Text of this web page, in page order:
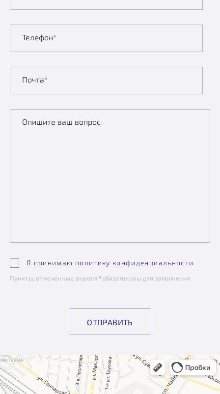
Телефон*
Почта*
Опишите ваш вопрос
Я принимаю политику конфиденциальности
Пункты, отмеченные знаком *обязательны для заполнения
ОТПРАВИТЬ